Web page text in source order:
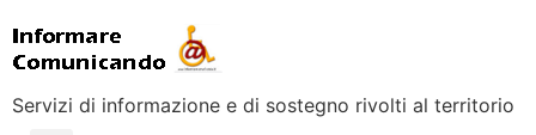
Servizi di informazione e di sostegno rivolti al territorio